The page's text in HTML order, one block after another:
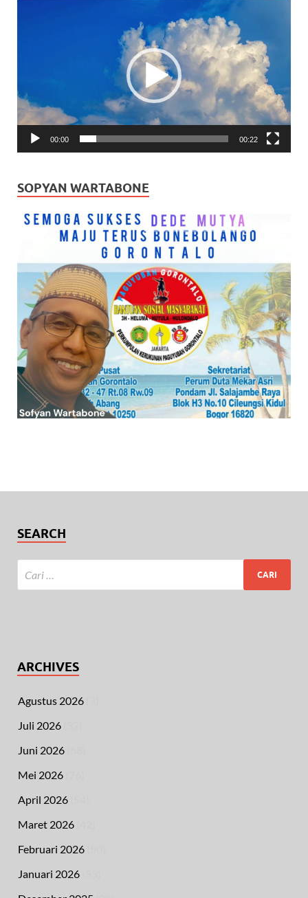
00:00 00:22
SOPYAN WARTABONE
SEARCH
ARCHIVES
Agustus 2026
Juli 2026
Juni 2026
Mei 2026
April 2026
Maret 2026
Februari 2026
Januari 2026